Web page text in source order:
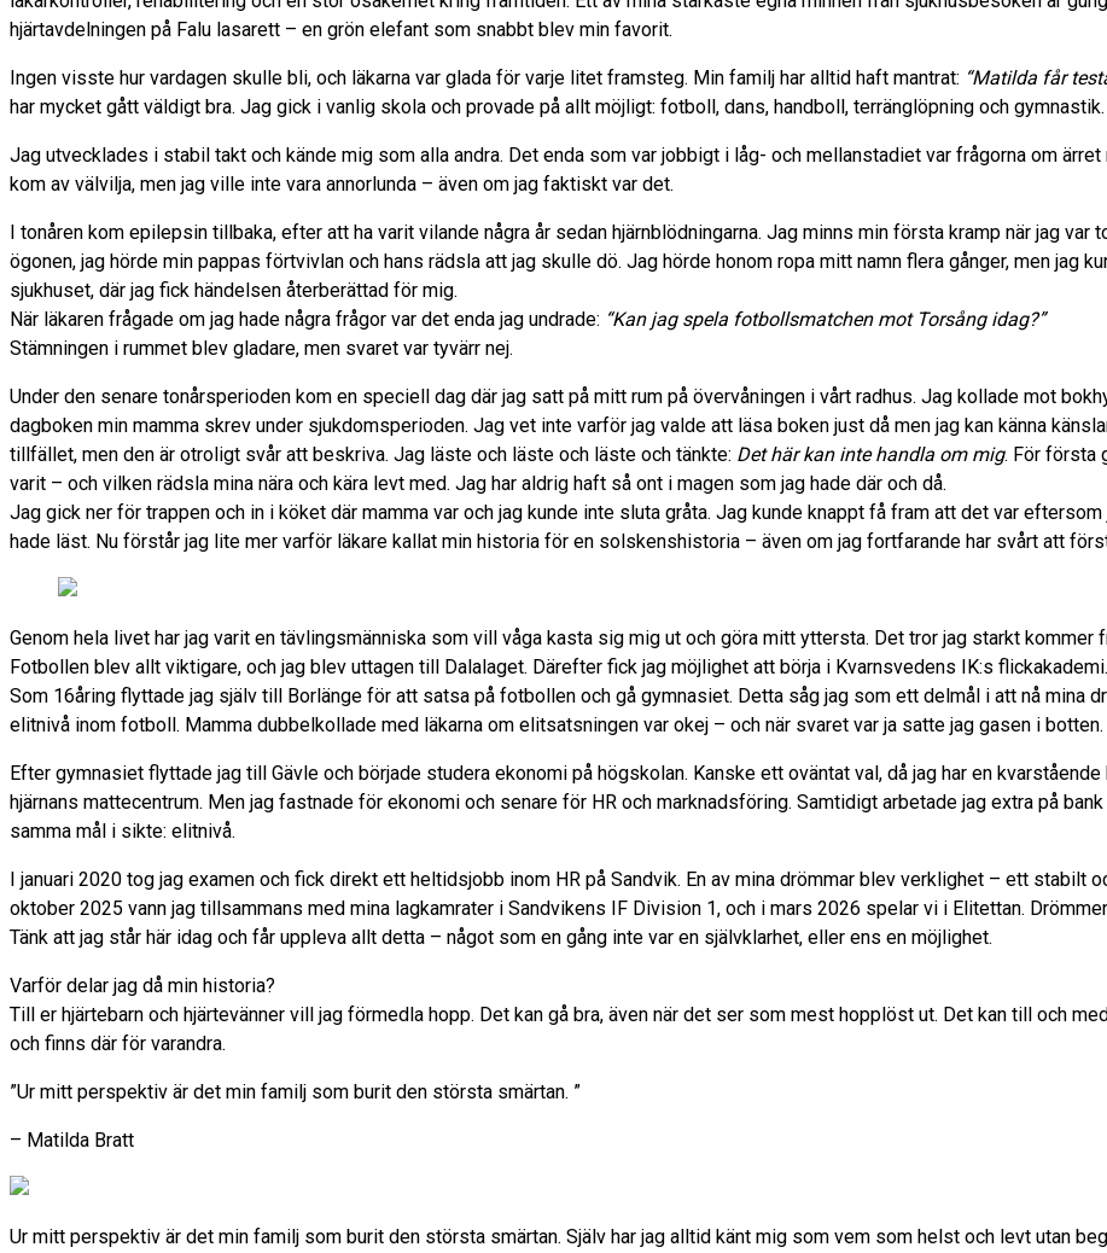
hjärtavdelningen på Falu lasarett – en grön elefant som snabbt blev min favorit.
Ingen visste hur vardagen skulle bli, och läkarna var glada för varje litet framsteg. Min familj har alltid haft mantrat: “Matilda får
har mycket gått väldigt bra. Jag gick i vanlig skola och provade på allt möjligt: fotboll, dans, handboll, terränglöpning och
Jag utvecklades i stabil takt och kände mig som alla andra. Det enda som var jobbigt i låg- och mellanstadiet var frågorna om
kom av välvilja, men jag ville inte vara annorlunda – även om jag faktiskt var det.
I tonåren kom epilepsin tillbaka, efter att ha varit vilande några år sedan hjärnblödningarna. Jag minns min första kramp när jag
ögonen, jag hörde min pappas förtvivlan och hans rädsla att jag skulle dö. Jag hörde honom ropa mitt namn flera gånger, men jag
sjukhuset, där jag fick händelsen återberättad för mig.
När läkaren frågade om jag hade några frågor var det enda jag undrade: “Kan jag spela fotbollsmatchen mot Torsång idag?”
Stämningen i rummet blev gladare, men svaret var tyvärr nej.
Under den senare tonårsperioden kom en speciell dag där jag satt på mitt rum på övervåningen i vårt radhus. Jag kollade mot
dagboken min mamma skrev under sjukdomsperioden. Jag vet inte varför jag valde att läsa boken just då men jag kan känna
tillfället, men den är otroligt svår att beskriva. Jag läste och läste och läste och tänkte: Det här kan inte handla om mig. För första
varit – och vilken rädsla mina nära och kära levt med. Jag har aldrig haft så ont i magen som jag hade där och då.
Jag gick ner för trappen och in i köket där mamma var och jag kunde inte sluta gråta. Jag kunde knappt få fram att det var
hade läst. Nu förstår jag lite mer varför läkare kallat min historia för en solskenshistoria – även om jag fortfarande har svårt att
Genom hela livet har jag varit en tävlingsmänniska som vill våga kasta sig mig ut och göra mitt yttersta. Det tror jag starkt kommer
Fotbollen blev allt viktigare, och jag blev uttagen till Dalalaget. Därefter fick jag möjlighet att börja i Kvarnsvedens IK:s flickakademi.
Som 16åring flyttade jag själv till Borlänge för att satsa på fotbollen och gå gymnasiet. Detta såg jag som ett delmål i att nå mina
elitnivå inom fotboll. Mamma dubbelkollade med läkarna om elitsatsningen var okej – och när svaret var ja satte jag gasen i
Efter gymnasiet flyttade jag till Gävle och började studera ekonomi på högskolan. Kanske ett oväntat val, då jag har en
hjärnans mattecentrum. Men jag fastnade för ekonomi och senare för HR och marknadsföring. Samtidigt arbetade jag extra på
samma mål i sikte: elitnivå.
I januari 2020 tog jag examen och fick direkt ett heltidsjobb inom HR på Sandvik. En av mina drömmar blev verklighet – ett stabilt
oktober 2025 vann jag tillsammans med mina lagkamrater i Sandvikens IF Division 1, och i mars 2026 spelar vi i Elitettan.
Tänk att jag står här idag och får uppleva allt detta – något som en gång inte var en självklarhet, eller ens en möjlighet.
Varför delar jag då min historia?
Till er hjärtebarn och hjärtevänner vill jag förmedla hopp. Det kan gå bra, även när det ser som mest hopplöst ut. Det kan till och
och finns där för varandra.
”Ur mitt perspektiv är det min familj som burit den största smärtan. ”
– Matilda Bratt
Ur mitt perspektiv är det min familj som burit den största smärtan. Själv har jag alltid känt mig som vem som helst och levt utan